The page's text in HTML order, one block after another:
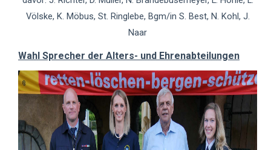
Völske, K. Möbus, St. Ringlebe, Bgm/in S. Best, N. Kohl, J.
Naar
Wahl Sprecher der Alters- und Ehrenabteilungen